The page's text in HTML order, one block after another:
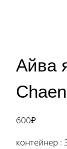
Айва
600₽
контейнер :